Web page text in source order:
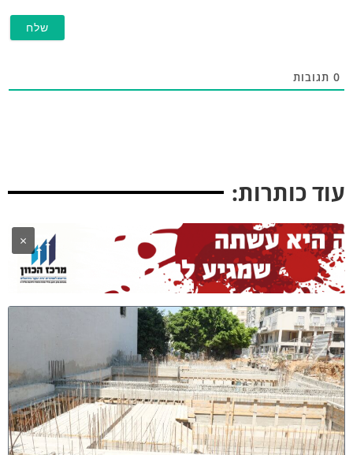
תגובות
כותרות:
×